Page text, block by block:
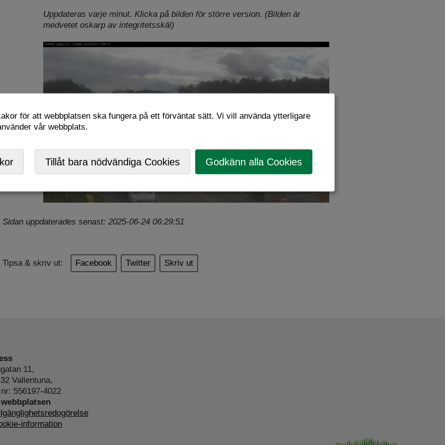
Uppdateras varje minut. Klicka på bilden för större version. (Bilden är
medvetet oskarp av integritetsskäl)
Sidan uppdaterades senast: 2025-06-24 06:29:51
Tipsa & skriv ut: Facebook Twitter Skriv ut
11,
Vallentuna,
556197-4022
information
för att webbplatsen ska fungera på ett förväntat sätt. Vi vill använda ytterligare
vår webbplats.
Tillåt bara nödvändiga Cookies Godkänn alla Cookies